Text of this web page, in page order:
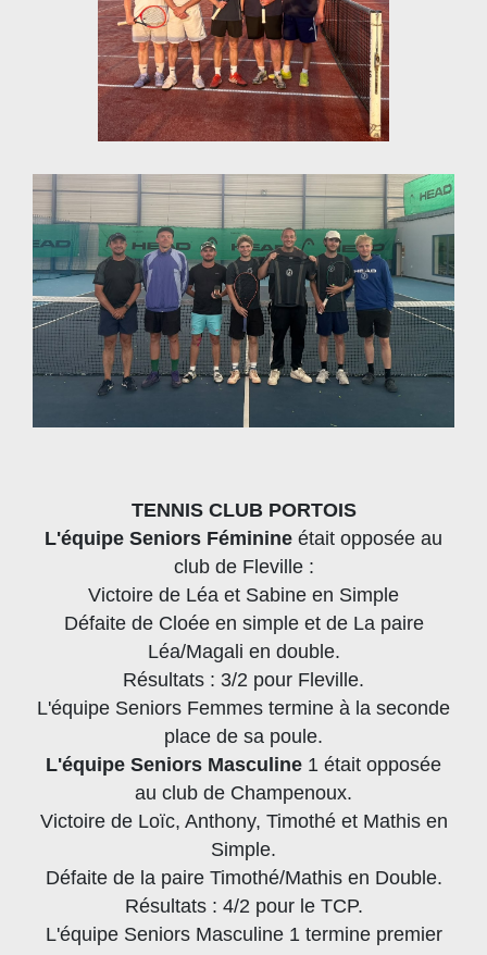
TENNIS CLUB PORTOIS
L'équipe Seniors Féminine était opposée au
club de Fleville :
Victoire de Léa et Sabine en Simple
Défaite de Cloée en simple et de La paire
Léa/Magali en double.
Résultats : 3/2 pour Fleville.
L'équipe Seniors Femmes termine à la seconde
place de sa poule.
L'équipe Seniors Masculine 1 était opposée
au club de Champenoux.
Victoire de Loïc, Anthony, Timothé et Mathis en
Simple.
Défaite de la paire Timothé/Mathis en Double.
Résultats : 4/2 pour le TCP.
L'équipe Seniors Masculine 1 termine premier